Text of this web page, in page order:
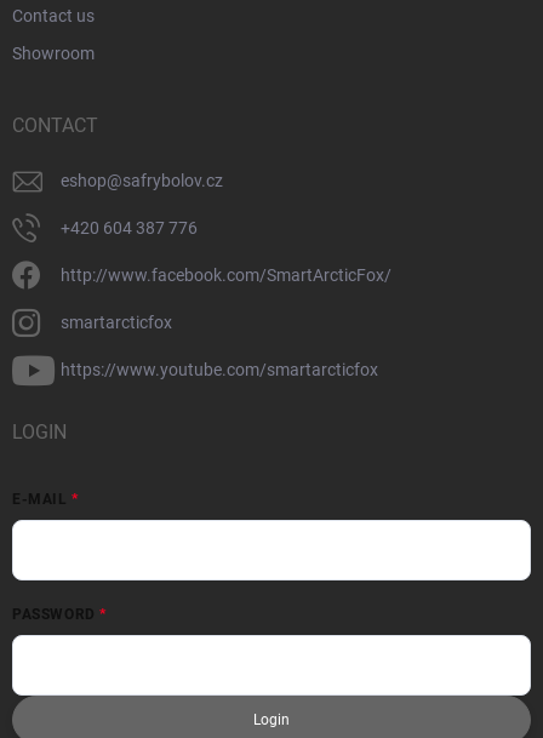
Contact us
Showroom
CONTACT
eshop@safrybolov.cz
+420 604 387 776
http://www.facebook.com/SmartArcticFox/
smartarcticfox
https://www.youtube.com/smartarcticfox
LOGIN
E-MAIL
PASSWORD
Login